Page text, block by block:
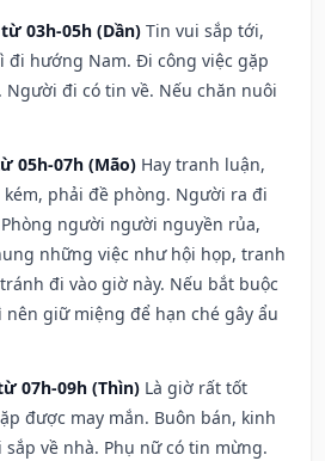
03h-05h (Dần) Tin vui sắp tới,
đi hướng Nam. Đi công việc gặp
đi có tin về. Nếu chăn nuôi
05h-07h (Mão) Hay tranh luận,
kém, phải đề phòng. Người ra đi
người người nguyền rủa,
những việc như hội họp, tranh
đi vào giờ này. Nếu bắt buộc
giữ miệng để hạn ché gây ẩu
07h-09h (Thìn) Là giờ rất tốt
được may mắn. Buôn bán, kinh
về nhà. Phụ nữ có tin mừng.